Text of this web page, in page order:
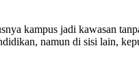
kampus jadi kawasan
namun di sisi lain,